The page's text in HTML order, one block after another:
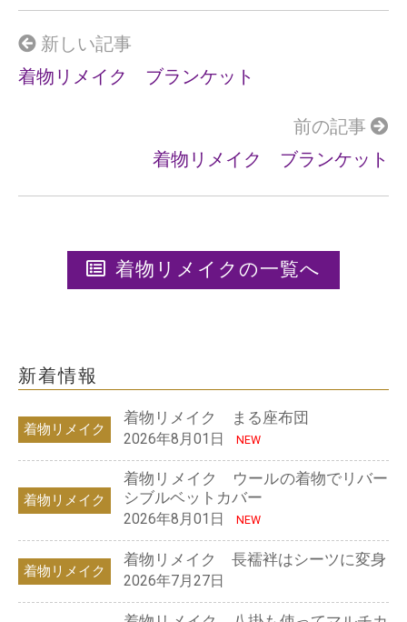
o
o
k
新しい記事
着物リメイク ブランケット
前の記事
着物リメイク ブランケット
着物リメイクの一覧へ
新着情報
着物リメイク
着物リメイク まる座布団
2026年8月01日
NEW
着物リメイク
着物リメイク ウールの着物でリバー
シブルベットカバー
2026年8月01日
NEW
着物リメイク
着物リメイク 長襦袢はシーツに変身
2026年7月27日